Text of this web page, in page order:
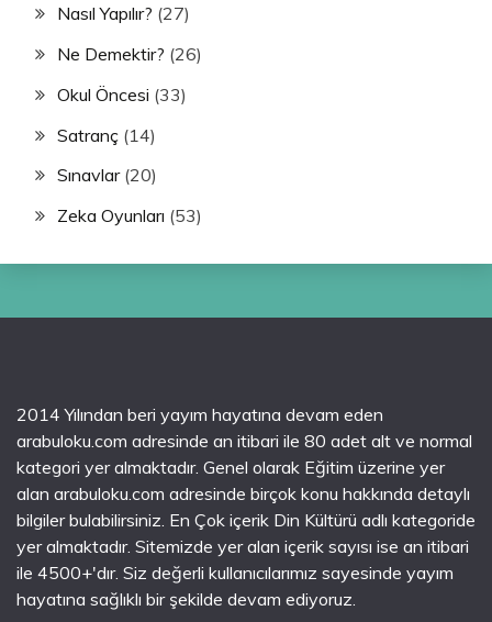
Nasıl Yapılır? (27)
Ne Demektir? (26)
Okul Öncesi (33)
Satranç (14)
Sınavlar(20)
Zeka Oyunları (53)
2014 Yılından beri yayım hayatına devam eden
arabuloku.com adresinde an itibari ile 80 adet alt ve normal
kategori yer almaktadır. Genel olarak Eğitim üzerine yer
alan arabuloku.com adresinde birçok konu hakkında detaylı
bilgiler bulabilirsiniz. En Çok içerik Din Kültürü adlı kategoride
yer almaktadır. Sitemizde yer alan içerik sayısı ise an itibari
ile 4500+'dır. Siz değerli kullanıcılarımız sayesinde yayım
hayatına sağlıklı bir şekilde devam ediyoruz.